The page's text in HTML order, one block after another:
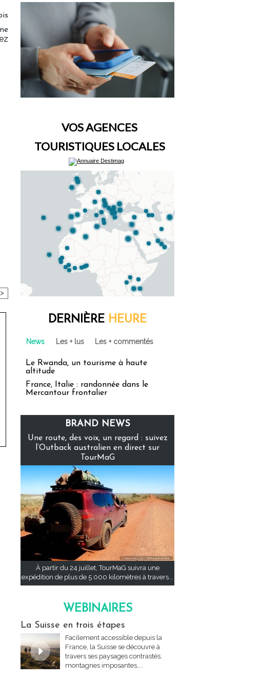
>
VOS AGENCES
TOURISTIQUES LOCALES
DERNIÈRE HEURE
News Les + lus Les + commentés
Le Rwanda, un tourisme à haute
altitude
France, Italie : randonnée dans le
Mercantour frontalier
BRAND NEWS
Une route, des voix, un regard : suivez
l’Outback australien en direct sur
TourMaG
À partir du 24 juillet, TourMaG suivra une
expédition de plus de 5 000 kilomètres à travers...
WEBINAIRES
La Suisse en trois étapes
Facilement accessible depuis la
France, la Suisse se découvre à
travers ses paysages contrastés,
montagnes imposantes,...